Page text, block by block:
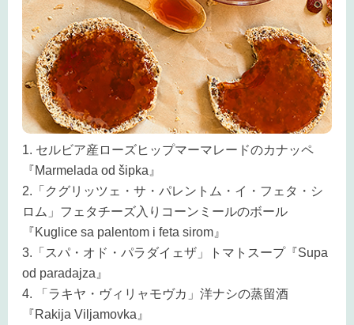
1. セルビア産ローズヒップマーマレードのカナッペ
『Marmelada od šipka』
2.「クグリッツェ・サ・パレントム・イ・フェタ・シ
ロム」フェタチーズ入りコーンミールのボール
『Kuglice sa palentom i feta sirom』
3.「スパ・オド・パラダイェザ」トマトスープ『Supa
od paradajza』
4. 「ラキヤ・ヴィリャモヴカ」洋ナシの蒸留酒
『Rakija Viljamovka』